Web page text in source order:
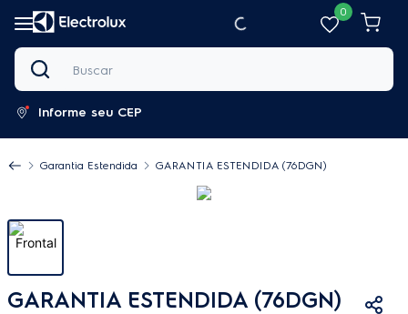
0
Buscar
Informe seu CEP
Garantia Estendida GARANTIA ESTENDIDA (76DGN)
GARANTIA ESTENDIDA (76DGN)